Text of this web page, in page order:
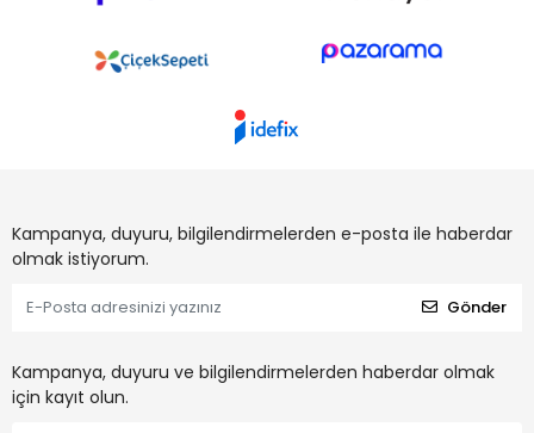
Kampanya, duyuru, bilgilendirmelerden e-posta ile haberdar
olmak istiyorum.
Gönder
Kampanya, duyuru ve bilgilendirmelerden haberdar olmak
için kayıt olun.